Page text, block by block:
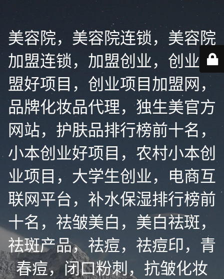
美容院，美容院连锁，美容院
加盟连锁，加盟创业，创业加
盟好项目，创业项目加盟网，
品牌化妆品代理，独生美官方
网站，护肤品排行榜前十名，
小本创业好项目，农村小本创
业项目，大学生创业，电商互
联网平台，补水保湿排行榜前
十名，祛皱美白，美白祛斑，
祛斑产品，祛痘，祛痘印，青
春痘，闭口粉刺，抗皱化妆